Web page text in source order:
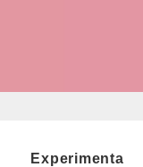
Experimenta